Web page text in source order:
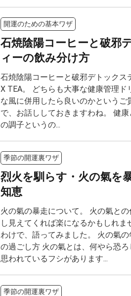
開運のための基本ワザ
石焼陰陽コーヒーと破邪
ィーの飲み分け方
石焼陰陽コーヒーと破邪デトックス
X TEA。 どちらも大事な健康管理ド
な風に併用したら良いのかというご
で、お話ししておきますわね。 健
の調子というの...
季節の開運裏ワザ
烈火を馴らす・火の氣を
知恵
火の氣の暴走について。 火の氣と
し見えてくれば楽になるかもしれま
わけで、語ってみました。 火の氣
の過ごし方 火の氣とは、何やら恐
思われているフシがあります...
季節の開運裏ワザ